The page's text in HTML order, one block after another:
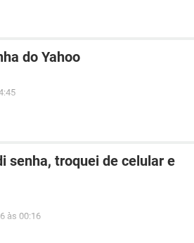
do Yahoo
senha, troquei de celular e
às 00:16